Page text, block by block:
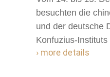
besuchten die
und der deutsche
Konfuzius-
› more details